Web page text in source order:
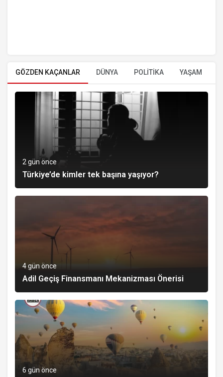
GÖZDEN KAÇANLAR DÜNYA POLİTİKA YAŞAM
2 gün önce
Türkiye’de kimler tek başına yaşıyor?
4 gün önce
Adil Geçiş Finansmanı Mekanizması Önerisi
6 gün önce